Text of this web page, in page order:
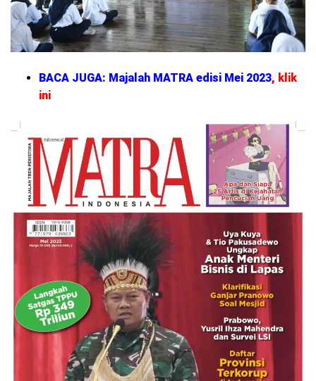
BACA JUGA: Majalah MATRA edisi Mei 2023, klik
ini